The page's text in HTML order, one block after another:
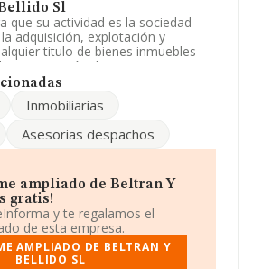
Sl
que su actividad es la sociedad
adquisición, explotación y
titulo de bienes inmuebles
construcción de estos y
promoción, explotación y
CNAE es 'Agentes de la propiedad
exteriores.
de 2003, sobre la definición de
y medianas empresas, la
requisitos de una microempresa.
en cuanto al número de
al 2023 y según las cifras
de datos de INFORMA, el número
Inmobiliarias
Asesorias despachos
ampliado de Beltran Y
gratis!
y te regalamos el
de esta empresa.
AMPLIADO DE BELTRAN Y
BELLIDO SL